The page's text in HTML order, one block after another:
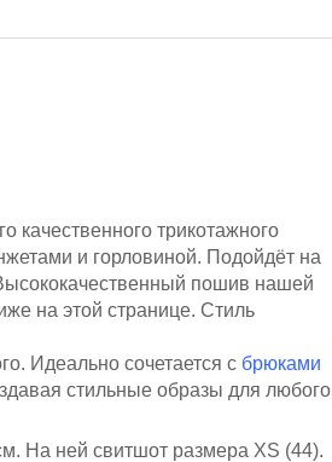
качественного трикотажного
и горловиной. Подойдёт на
пошив нашей
на этой странице. Стиль
Идеально сочетается с брюками
стильные образы для любого
. На ней свитшот размера XS (44).